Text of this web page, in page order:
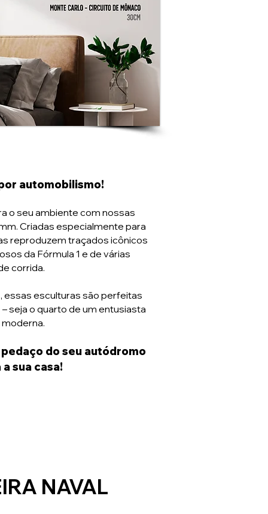
automobilismo!
o seu ambiente com nossas
Criadas especialmente para
reproduzem traçados icônicos
da Fórmula 1 e de várias
corrida.
essas esculturas são perfeitas
seja o quarto de um entusiasta
moderna.
do seu autódromo
sua casa!
NAVAL